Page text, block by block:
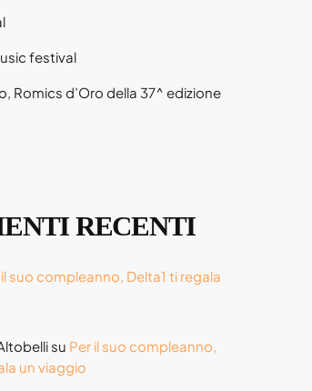
festival
Romics d’Oro della 37^ edizione
RECENTI
suo compleanno, Delta1 ti regala
su Per il suo compleanno,
un viaggio